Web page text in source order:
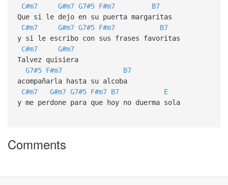
C#m7 G#m7 G7#5 F#m7
B7
Que si le dejo en su puerta margaritas
C#m7
G#m7 G7#5 F#m7
B7
y si le escribo con sus frases favoritas
C#m7
G#m7
Talvez quisiera
G7#5 F#m7
B7
acompañarla hasta su alcoba
C#m7
G#m7 G7#5 F#m7 B7
E
y me perdone para que hoy no duerma sola
Comments